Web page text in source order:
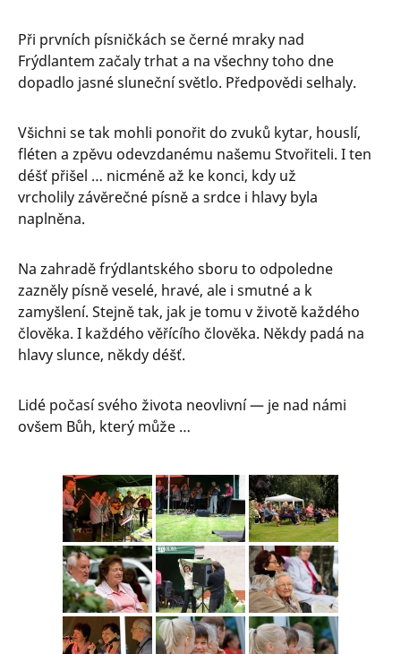
Při prvních písničkách se černé mraky nad
Frýdlantem začaly trhat a na všechny toho dne
dopadlo jasné sluneční světlo. Předpovědi selhaly.
Všichni se tak mohli ponořit do zvuků kytar, houslí,
fléten a zpěvu odevzdanému našemu Stvořiteli. I ten
déšť přišel … nicméně až ke konci, kdy už
vrcholily závěrečné písně a srdce i hlavy byla
naplněna.
Na zahradě frýdlantského sboru to odpoledne
zazněly písně veselé, hravé, ale i smutné a k
zamyšlení. Stejně tak, jak je tomu v životě každého
člověka. I každého věřícího člověka. Někdy padá na
hlavy slunce, někdy déšť.
Lidé počasí svého života neovlivní — je nad námi
ovšem Bůh, který může …